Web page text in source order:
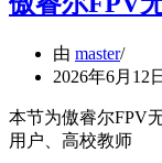
由 master
2026年6月12日
本节为傲睿尔FPV
用户、高校教师